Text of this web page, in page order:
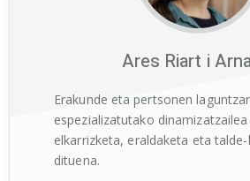
Ares Riart i
Erakunde eta pertsonen
espezializatutako dinamizatzailea
elkarrizketa, eraldaketa eta
dituena.